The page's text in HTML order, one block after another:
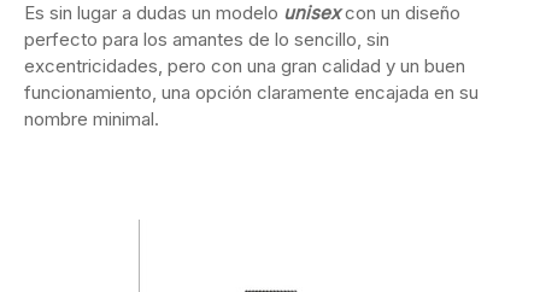
Es sin lugar a dudas un modelo unisexcon un diseño
perfecto para los amantes de lo sencillo, sin
excentricidades, pero con una gran calidad y un buen
funcionamiento, una opción claramente encajada en su
nombre minimal.